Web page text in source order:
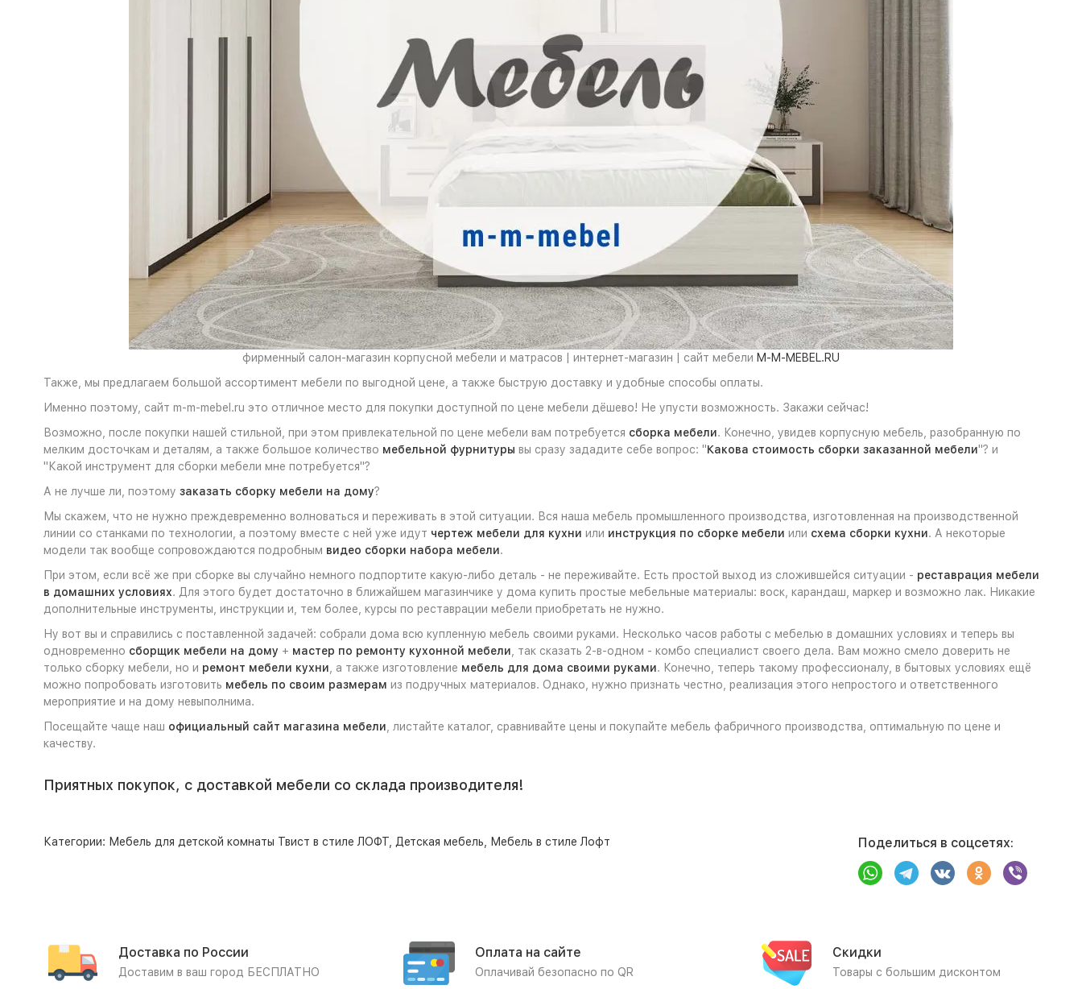
фирменный салон-магазин корпусной мебели и матрасов | интернет-магазин | сайт мебели M-M-MEBEL.RU
Также, мы предлагаем большой ассортимент мебели по выгодной цене, а также быструю доставку и удобные способы оплаты.
Именно поэтому, сайт m-m-mebel.ru это отличное место для покупки доступной по цене мебели дёшево! Не упусти возможность. Закажи сейчас!
Возможно, после покупки нашей стильной, при этом привлекательной по цене мебели вам потребуется сборка мебели. Конечно, увидев корпусную мебель, разобранную по
мелким досточкам и деталям, а также большое количество мебельной фурнитуры вы сразу зададите себе вопрос: "Какова стоимость сборки заказанной мебели"? и
"Какой инструмент для сборки мебели мне потребуется"?
А не лучше ли, поэтому заказать сборку мебели на дому?
Мы скажем, что не нужно преждевременно волноваться и переживать в этой ситуации. Вся наша мебель промышленного производства, изготовленная на производственной
линии со станками по технологии, а поэтому вместе с ней уже идут чертеж мебели для кухни или инструкция по сборке мебели или схема сборки кухни. А некоторые
модели так вообще сопровождаются подробным видео сборки набора мебели.
При этом, если всё же при сборке вы случайно немного подпортите какую-либо деталь - не переживайте. Есть простой выход из сложившейся ситуации - реставрация мебели
в домашних условиях. Для этого будет достаточно в ближайшем магазинчике у дома купить простые мебельные материалы: воск, карандаш, маркер и возможно лак. Никакие
дополнительные инструменты, инструкции и, тем более, курсы по реставрации мебели приобретать не нужно.
Ну вот вы и справились с поставленной задачей: собрали дома всю купленную мебель своими руками. Несколько часов работы с мебелью в домашних условиях и теперь вы
одновременно сборщик мебели на дому + мастер по ремонту кухонной мебели , так сказать 2-в-одном - комбо специалист своего дела. Вам можно смело доверить не
только сборку мебели, но и ремонт мебели кухни , а также изготовление мебель для дома своими руками. Конечно, теперь такому профессионалу, в бытовых условиях ещё
можно попробовать изготовить мебель по своим размерам из подручных материалов. Однако, нужно признать честно, реализация этого непростого и ответственного
мероприятие и на дому невыполнима.
Посещайте чаще наш официальный сайт магазина мебели , листайте каталог, сравнивайте цены и покупайте мебель фабричного производства, оптимальную по цене и
качеству.
Приятных покупок, с доставкой мебели со склада производителя!
Категории: Мебель для детской комнаты Твист в стиле ЛОФТ, Детская мебель Мебель в стиле Лофт Поделиться в соцсетях:
Доставка по России
Доставим в ваш город БЕСПЛАТНО
Оплата на сайте
Оплачивай безопасно по QR
Скидки
Товары с большим дисконтом